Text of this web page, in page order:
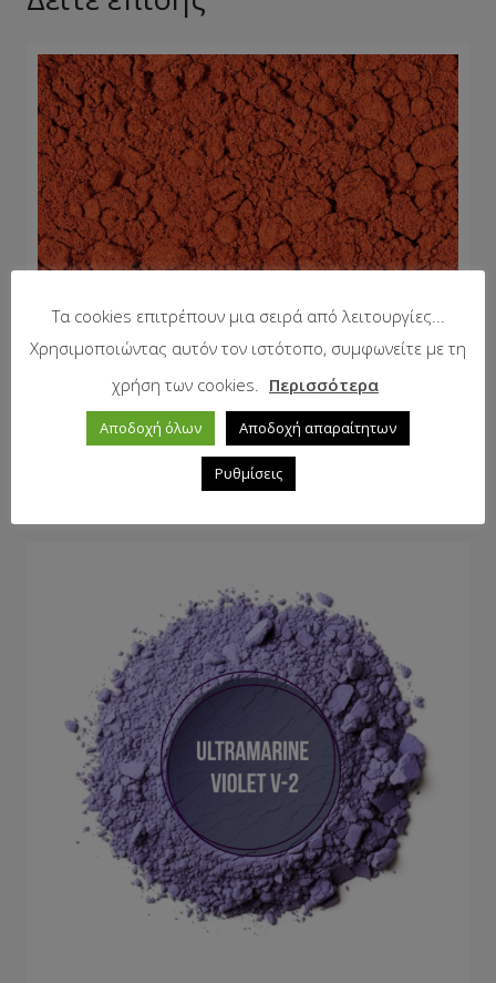
Κόκκινο οξείδιο σιδήρου 730A
Τα cookies επιτρέπουν μια σειρά από λειτουργίες...
Χρησιμοποιώντας αυτόν τον ιστότοπο, συμφωνείτε με τη
χρήση των cookies. Περισσότερα
Αποδοχή όλων Αποδοχή απαραίτητων
Ρυθμίσεις